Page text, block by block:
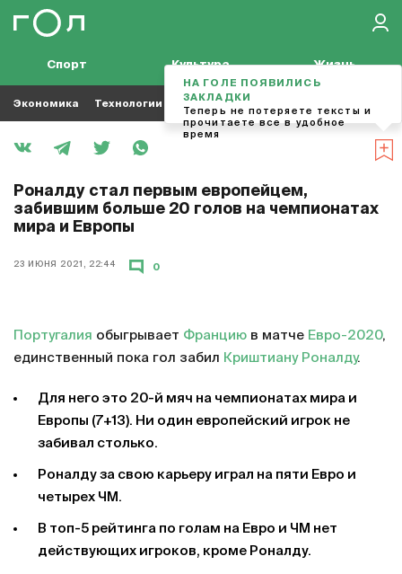
Спорт Культура Жизнь
Экономика Технологии Кино Футбол
Роналду стал первым европейцем,
забившим больше 20 голов на чемпионатах
мира и Европы
23 ИЮНЯ 2021, 22:44 0
Португалия обыгрывает Францию в матче Евро-2020,
единственный пока гол забил Криштиану Роналду.
Для него это 20-й мяч на чемпионатах мира и
Европы (7+13). Ни один европейский игрок не
забивал столько.
Роналду за свою карьеру играл на пяти Евро и
четырех ЧМ.
В топ-5 рейтинга по голам на Евро и ЧМ нет
действующих игроков, кроме Роналду.
НА ГОЛЕ ПОЯВИЛИСЬ
ЗАКЛАДКИ
Теперь не потеряете тексты и
прочитаете все в удобное
время